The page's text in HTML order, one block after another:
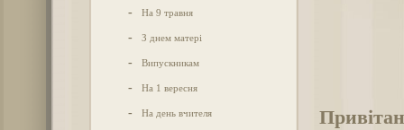
- На 9 травня
- З днем матері
- Випускникам
- На 1 вересня
- На день вчителя